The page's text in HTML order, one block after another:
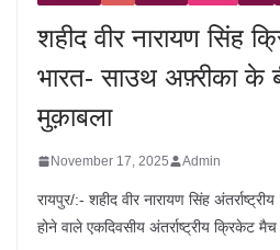
शहीद वीर नारायण सिंह
भारत- साउथ अफ़्रीका के
मुक़ाबला
November 17, 2025 Admin
रायपुर/:- शहीद वीर नारायण सिंह
होने वाले एकदिवसीय अंतर्राष्ट्रीय क्रिकेट